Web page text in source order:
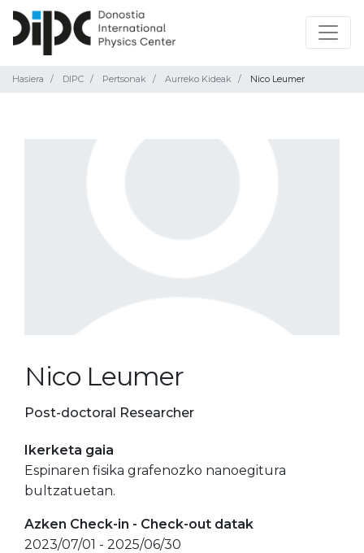
Hasiera DIPC Pertsonak Aurreko Kideak Nico Leumer
Nico Leumer
Post-doctoral Researcher
Ikerketa gaia
Espinaren fisika grafenozko nanoegitura
bultzatuetan.
Azken Check-in - Check-out datak
2023/07/01 - 2025/06/30